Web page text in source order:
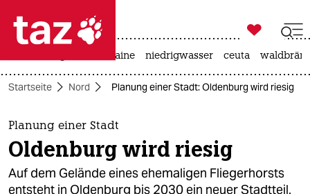
 taz zahl ich
taz zahl ich
themen
politik
öko

taz zahl ich
krieg in der ukraine niedrigwasser ceuta
Startseite Nord Planung einer Stadt: Oldenburg wird riesig
Planung einer Stadt
Oldenburg wird riesig
Auf dem Gelände eines ehemaligen Fliegerhorsts
entsteht in Oldenburg bis 2030 ein neuer Stadtteil.